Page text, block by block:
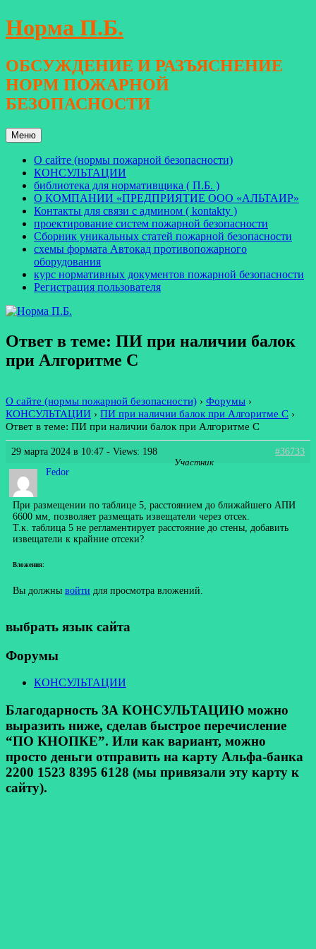
Перейти
к
Норма П.Б.
ОБСУЖДЕНИЕ И РАЗЪЯСНЕНИЕ
НОРМ ПОЖАРНОЙ
БЕЗОПАСНОСТИ
Меню
О сайте (нормы пожарной безопасности)
КОНСУЛЬТАЦИИ
библиотека для нормативщика ( П.Б. )
О КОМПАНИИ «ПРЕДПРИЯТИЕ ООО «АЛЬТАИР»
Контакты для связи с админом ( kontakty )
проектирование систем пожарной безопасности
Сборник уникальных статей пожарной безопасности
схемы формата Автокад противопожарного
оборудования
курс нормативных документов пожарной безопасности
Регистрация пользователя
Ответ в теме: ПИ при наличии балок
при Алгоритме С
О сайте (нормы пожарной безопасности) › Форумы ›
КОНСУЛЬТАЦИИ › ПИ при наличии балок при Алгоритме С ›
Ответ в теме: ПИ при наличии балок при Алгоритме С
29 марта 2024 в 10:47 - Views: 198
#36733
Fedor
Участник
При размещении по таблице 5, расстоянием до ближайшего АПИ
6600 мм, позволяет размещать извещатели через отсек.
Т.к. таблица 5 не регламентирует расстояние до стены, добавить
извещатели к крайние отсеки?
Вложения:
Вы должны войти для просмотра вложений.
выбрать язык сайта
Форумы
КОНСУЛЬТАЦИИ
Благодарность ЗА КОНСУЛЬТАЦИЮ можно
выразить ниже, сделав быстрое перечисление
“ПО КНОПКЕ”. Или как вариант, можно
просто деньги отправить на карту Альфа-банка
2200 1523 8395 6128 (мы привязали эту карту к
сайту).